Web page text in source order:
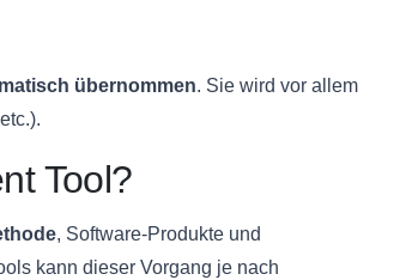
übernommen. Sie wird vor allem
Tool?
, Software-Produkte und
kann dieser Vorgang je nach